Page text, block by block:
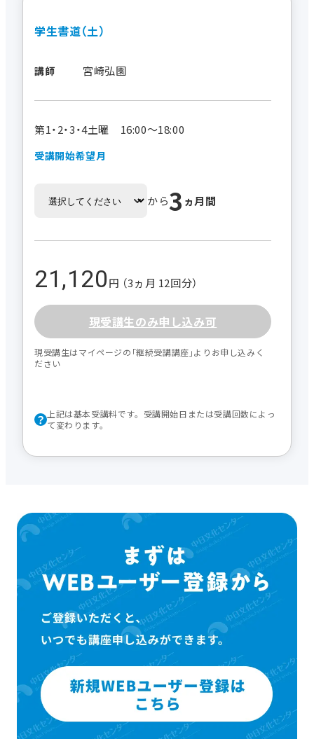
学生書道（土）
講師 宮崎弘園
第1・2・3・4土曜 16:00～18:00
受講開始希望月
から3 ヵ月間
21,120円 （3ヵ月 12回分）
現受講生のみ申し込み可
現受講生はマイページの｢継続受講講座｣よりお申し込みく
ださい
上記は基本受講料です。受講開始日または受講回数によっ
て変わります。